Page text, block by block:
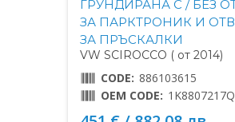
ГРУНДИРАНА С / БЕЗ
ЗА ПАРКТРОНИК И
ЗА ПРЪСКАЛКИ
VW SCIROCCO ( от 2014)
CODE: 886103615
OEM CODE: